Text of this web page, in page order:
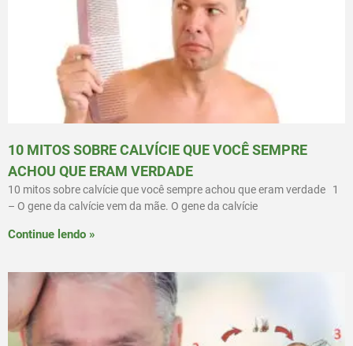
10 MITOS SOBRE CALVÍCIE QUE VOCÊ SEMPRE
ACHOU QUE ERAM VERDADE
10 mitos sobre calvície que você sempre achou que eram verdade 1
– O gene da calvície vem da mãe. O gene da calvície
Continue lendo »